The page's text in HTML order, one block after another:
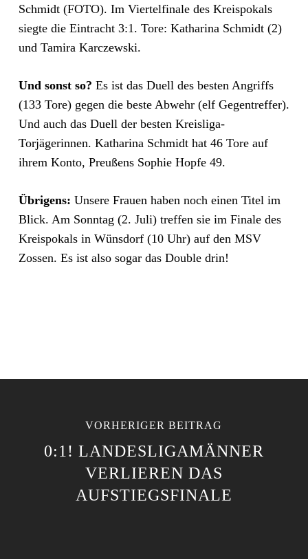
Schmidt (FOTO). Im Viertelfinale des Kreispokals
siegte die Eintracht 3:1. Tore: Katharina Schmidt (2)
und Tamira Karczewski.
Und sonst so? Es ist das Duell des besten Angriffs
(133 Tore) gegen die beste Abwehr (elf Gegentreffer).
Und auch das Duell der besten Kreisliga-
Torjägerinnen. Katharina Schmidt hat 46 Tore auf
ihrem Konto, Preußens Sophie Hopfe 49.
Übrigens: Unsere Frauen haben noch einen Titel im
Blick. Am Sonntag (2. Juli) treffen sie im Finale des
Kreispokals in Wünsdorf (10 Uhr) auf den MSV
Zossen. Es ist also sogar das Double drin!
VORHERIGER BEITRAG
0:1! LANDESLIGAMÄNNER
VERLIEREN DAS
AUFSTIEGSFINALE